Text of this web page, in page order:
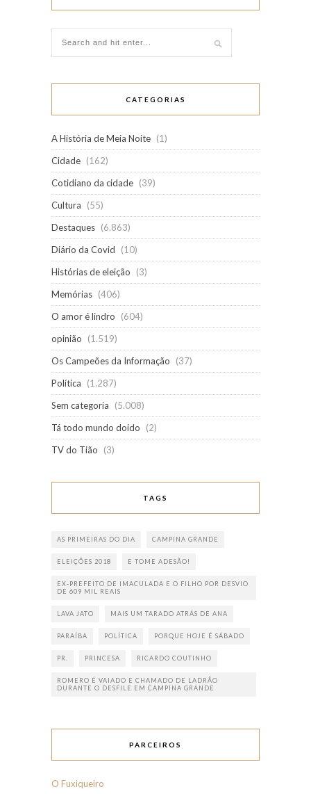
CATEGORIAS
A História de Meia Noite (1)
Cidade (162)
Cotidiano da cidade (39)
Cultura
(55)
Destaques (6.863)
Diário da Covid
(10)
Histórias de eleição
(3)
Memórias (406)
O amor é lindro
(604)
opinião
(1.519)
Os Campeões da Informação
(37)
Política
(1.287)
Sem categoria
(5.008)
Tá todo mundo doido
(2)
TV do Tião
(3)
TAGS
AS PRIMEIRAS DO DIA CAMPINA GRANDE
ELEIÇÕES 2018 E TOME ADESÃO!
EX-PREFEITO DE IMACULADA E O FILHO POR DESVIO
DE 609 MIL REAIS
LAVA JATO MAIS UM TARADO ATRÁS DE ANA
PARAÍBA POLÍTICA PORQUE HOJE É SÁBADO
PR. PRINCESA RICARDO COUTINHO
ROMERO É VAIADO E CHAMADO DE LADRÃO
DURANTE O DESFILE EM CAMPINA GRANDE
PARCEIROS
O Fuxiqueiro